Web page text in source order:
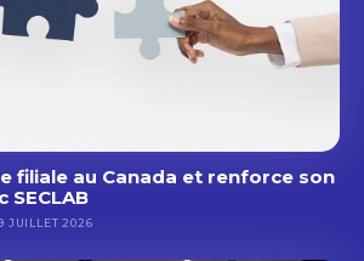
filiale au Canada et renforce son
JUILLET 2026